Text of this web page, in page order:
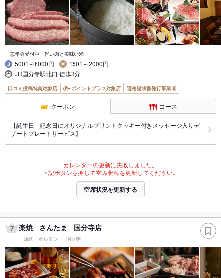
忘年会受付中 旨い肉と美味い米
5001～6000円
1501～2000円
JR国分寺駅北口 徒歩3分
口コミ投稿特典対象店 ポイントプラス対象店 適格請求書発行事業者
クーポン コース
【誕生日・記念日にオリジナルプリントクッキー付きメッセージ入りデ
ザートプレートサービス】
カレンダーの更新に失敗しました。
下記ボタンを押して空席状況を更新してください。
空席状況を更新する
7 楽焼 さんたま 国分寺店
焼肉・ホルモン 国分寺